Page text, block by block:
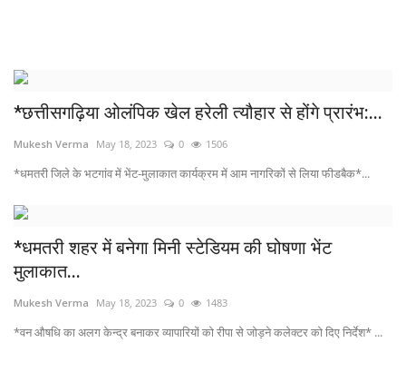
टेक न्यूज
लाइफस्टाइल
वीडियो
संस्कृति मंच
*छत्तीसगढ़िया ओलंपिक खेल हरेली त्यौहार से होंगे प्रारंभ:...
Mukesh Verma May 18, 2023 0 1506
*धमतरी जिले के भटगांव में भेंट-मुलाकात कार्यक्रम में आम नागरिकों से लिया फीडबैक*...
*धमतरी शहर में बनेगा मिनी स्टेडियम की घोषणा भेंट
मुलाकात...
Mukesh Verma May 18, 2023 0 1483
*वन औषधि का अलग केन्द्र बनाकर व्यापारियों को रीपा से जोड़ने कलेक्टर को दिए निर्देश* ...